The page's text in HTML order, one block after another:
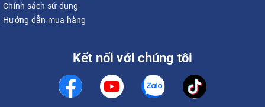
Chính sách sử dụng
Hướng dẫn mua hàng
Kết nối với chúng tôi